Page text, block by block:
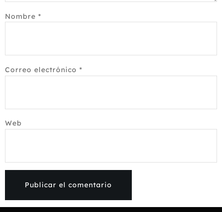
Nombre *
Correo electrónico *
Web